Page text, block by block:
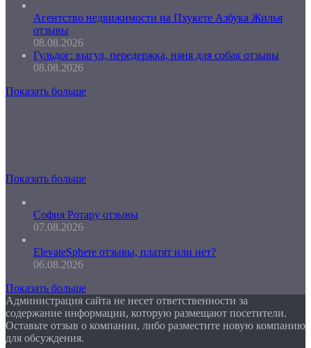
Агентство недвижимости на Пхукете Азбука Жилья
отзывы
08.08.2026
Гульдог: выгул, передержка, няня для собак отзывы
08.08.2026
Показать больше
Показать больше
София Ротару отзывы
07.08.2026
ElevateSphere отзывы, платят или нет?
06.08.2026
Показать больше
Администрация сайта не несет ответственности за
содержание информации, которую размещают посетители.
Оставьте отзыв о компании, либо разместите новую компанию
для обсуждения.